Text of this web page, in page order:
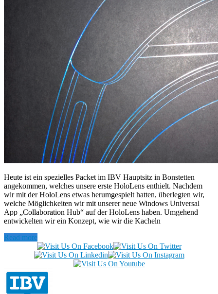
Heute ist ein spezielles Packet im IBV Hauptsitz in Bonstetten
angekommen, welches unsere erste HoloLens enthielt. Nachdem
wir mit der HoloLens etwas herumgespielt hatten, überlegten wir,
welche Möglichkeiten wir mit unserer neue Windows Universal
App „Collaboration Hub“ auf der HoloLens haben. Umgehend
entwickelten wir ein Konzept, wie wir die Kacheln
Read more